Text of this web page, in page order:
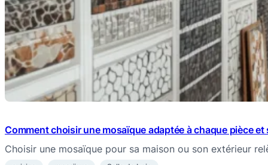
Comment choisir une mosaïque adaptée à chaque pièce et
Choisir une mosaïque pour sa maison ou son extérieur